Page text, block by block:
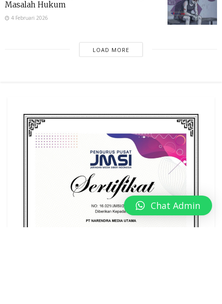
Masalah Hukum
4 Februari 2026
LOAD MORE
Chat Admin